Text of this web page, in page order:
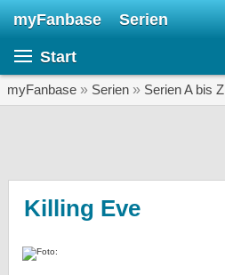
myFanbase Serien
Start
myFanbase » Serien » Serien A bis Z
Killing Eve
SERIEN